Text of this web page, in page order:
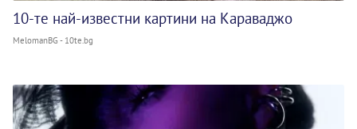
10-те най-известни картини на Караваджо
MelomanBG - 10te.bg